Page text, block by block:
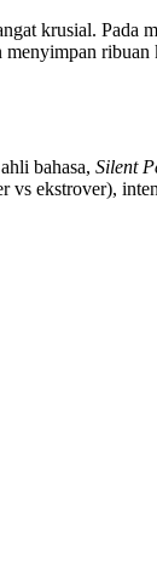
krusial. Pada
bahasa, Silent
ekstrover),